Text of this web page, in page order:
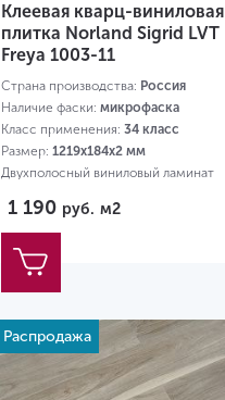
Клеевая кварц-виниловая
плитка Norland Sigrid LVT
Freya 1003-11
Страна производства: Россия
Наличие фаски: микрофаска
Класс применения: 34 класс
Размер: 1219х184х2 мм
Двухполосный виниловый ламинат
1 190 руб. м2
Распродажа